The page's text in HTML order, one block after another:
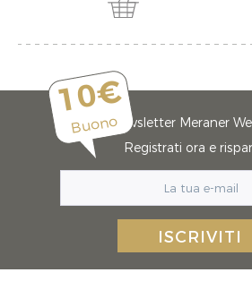
10€
BuonoNewsletter Meraner
Registrati ora e
ISCRIVITI